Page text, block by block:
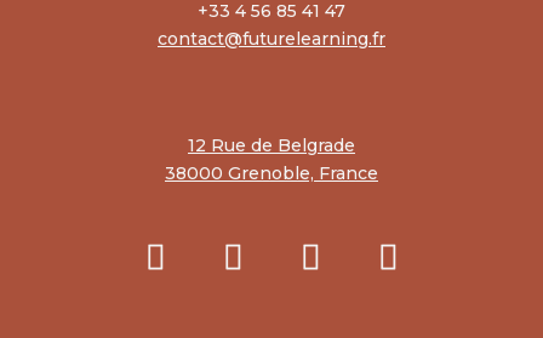
+33 4 56 85 41 47
contact@futurelearning.fr
12 Rue de Belgrade
38000 Grenoble, France